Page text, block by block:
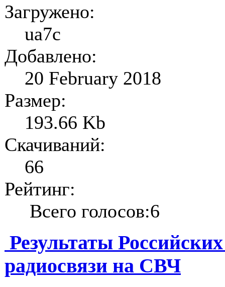
Загружено:
ua7c
Добавлено:
20 February 2018
Размер:
193.66 Kb
Скачиваний:
66
Рейтинг:
Всего голосов:6
Результаты
радиосвязи на СВЧ